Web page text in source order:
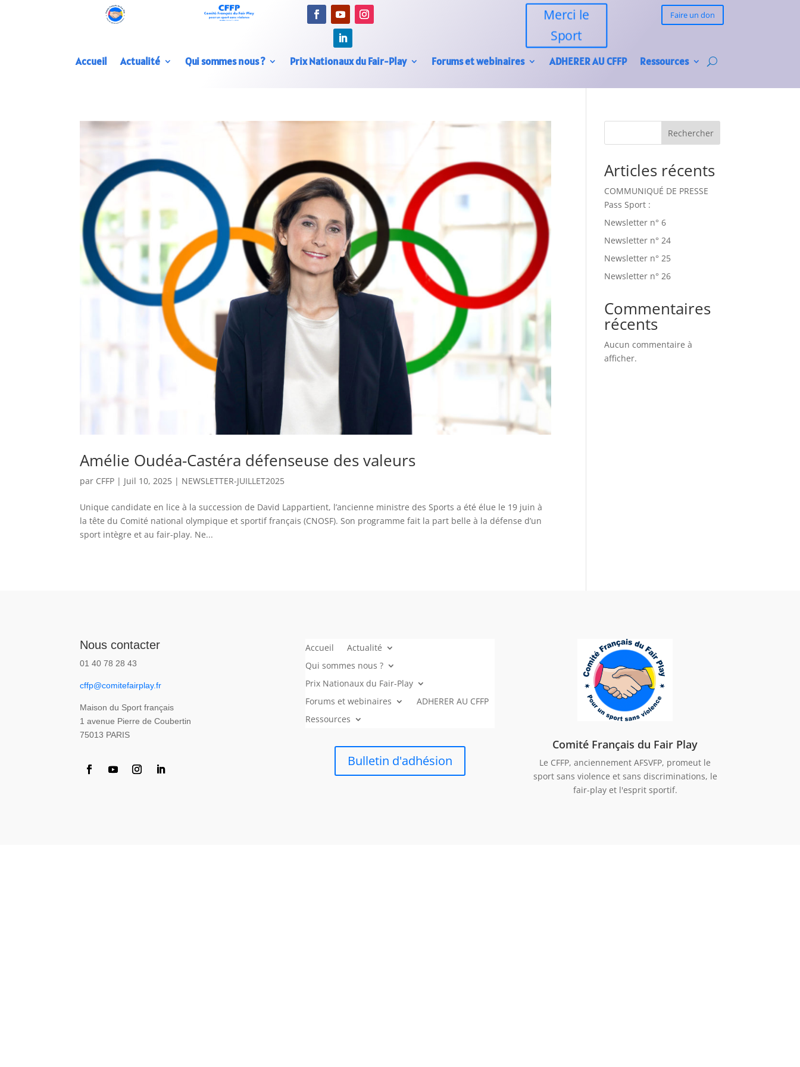
Merci le
Sport
Faire un don
Accueil Actualité Qui sommes nous ? Prix Nationaux du Fair-Play Forums et webinaires ADHERER AU CFFP Ressources
Amélie Oudéa-Castéra défenseuse des valeurs
par CFFP | Juil 10, 2025 | NEWSLETTER-JUILLET2025
Unique candidate en lice à la succession de David Lappartient, l’ancienne ministre des Sports a été élue le 19 juin à
la tête du Comité national olympique et sportif français (CNOSF). Son programme fait la part belle à la défense d’un
sport intègre et au fair-play. Ne...
Rechercher
Articles récents
COMMUNIQUÉ DE PRESSE
Pass Sport :
Newsletter n° 6
Newsletter n° 24
Newsletter n° 25
Newsletter n° 26
Commentaires
récents
Aucun commentaire à
afficher.
Nous contacter
01 40 78 28 43
cffp@comitefairplay.fr
Maison du Sport français
1 avenue Pierre de Coubertin
75013 PARIS
Accueil
Actualité
Qui sommes nous ?
Prix Nationaux du Fair-Play
Forums et webinaires
ADHERER AU CFFP
Ressources
Bulletin d'adhésion
Comité Français du Fair Play
Le CFFP, anciennement AFSVFP, promeut le
sport sans violence et sans discriminations, le
fair-play et l'esprit sportif.